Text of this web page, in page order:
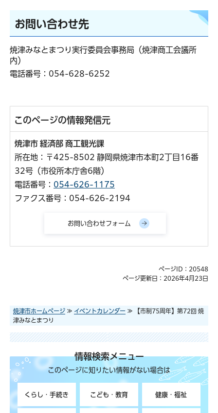
お問い合わせ先
焼津みなとまつり実行委員会事務局（焼津商工会議所
内）
電話番号： 054-628-6252
このページの情報発信元
焼津市 経済部 商工観光課
所在地：〒425-8502 静岡県焼津市本町2丁目16番
32号（市役所本庁舎6階）
電話番号： 054-626-1175
ファクス番号：054-626-2194
ページID：20548
ページ更新日：2026年4月23日
焼津市ホームページ ≫ イベントカレンダー ≫ 【市制75周年】第72回 焼
津みなとまつり
情報検索メニュー
このページに知りたい情報がない場合は
くらし・手続き こども・教育 健康・福祉